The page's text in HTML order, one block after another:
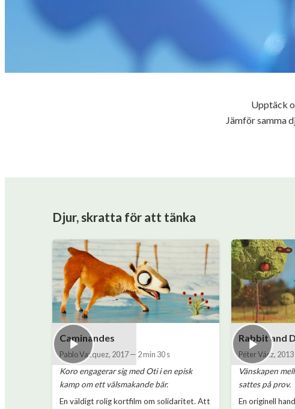
Upptäck
Jämför samma
Djur, skratta för att tänka
Caminandes
Pablo Vazquez, 2017— 2 min 30 s
Koro engagerar sig med Oti i en episk
kamp om ett välsmakande bär.
En väldigt rolig kortfilm om solidaritet. Att
Rabbit and
Péter Vácz, 2013
Vänskapen
sattes på prov.
En originell